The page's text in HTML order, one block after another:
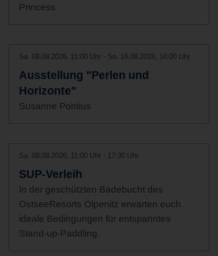
Princess
Sa. 08.08.2026, 11:00 Uhr - So. 16.08.2026, 16:00 Uhr
Ausstellung "Perlen und
Horizonte"
Susanne Pontius
Sa. 08.08.2026, 11:00 Uhr - 17:30 Uhr
SUP-Verleih
In der geschützten Badebucht des
OstseeResorts Olpenitz erwarten euch
ideale Bedingungen für entspanntes
Stand-up-Paddling.